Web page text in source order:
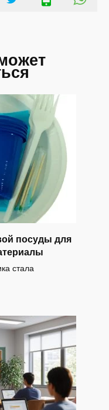
посуды для
стала